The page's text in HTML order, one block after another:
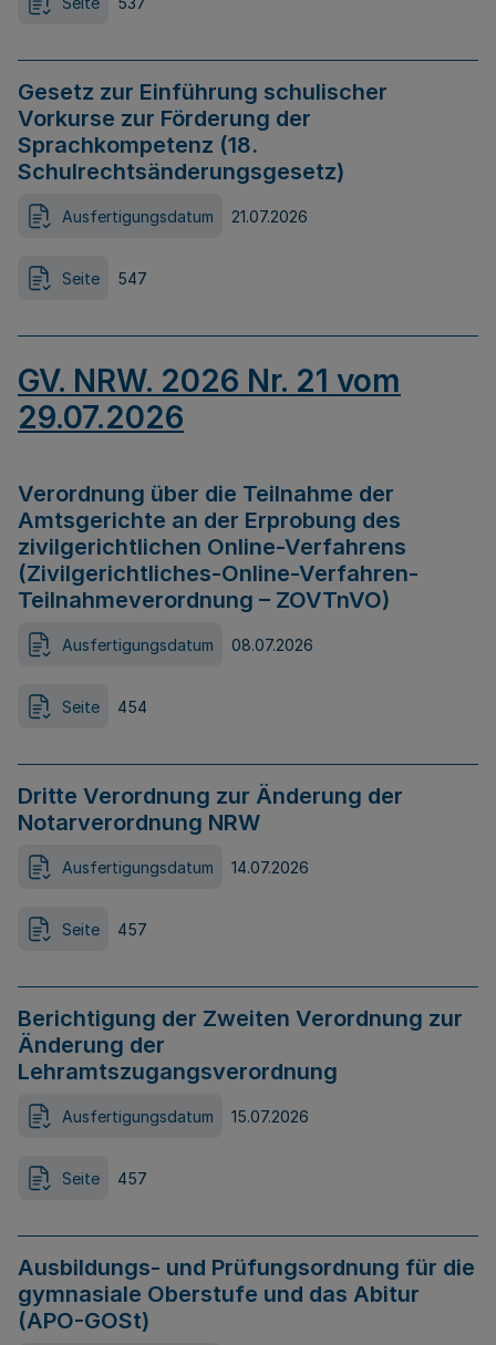
Gesetz zur Einführung schulischer
Vorkurse zur Förderung der
Sprachkompetenz (18.
Schulrechtsänderungsgesetz)
Ausfertigungsdatum 21.07.2026
Seite 547
GV. NRW. 2026 Nr. 21 vom
29.07.2026
Verordnung über die Teilnahme der
Amtsgerichte an der Erprobung des
zivilgerichtlichen Online-Verfahrens
(Zivilgerichtliches-Online-Verfahren-
Teilnahmeverordnung – ZOVTnVO)
Ausfertigungsdatum 08.07.2026
Seite 454
Dritte Verordnung zur Änderung der
Notarverordnung NRW
Ausfertigungsdatum 14.07.2026
Seite 457
Berichtigung der Zweiten Verordnung zur
Änderung der
Lehramtszugangsverordnung
Ausfertigungsdatum 15.07.2026
Seite 457
Ausbildungs- und Prüfungsordnung für die
gymnasiale Oberstufe und das Abitur
(APO-GOSt)